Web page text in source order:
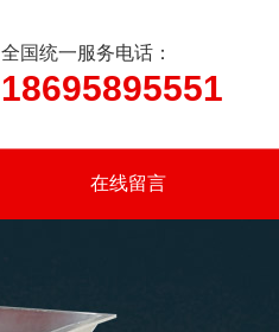
全国统一服务电话：
18695895551
在线留言